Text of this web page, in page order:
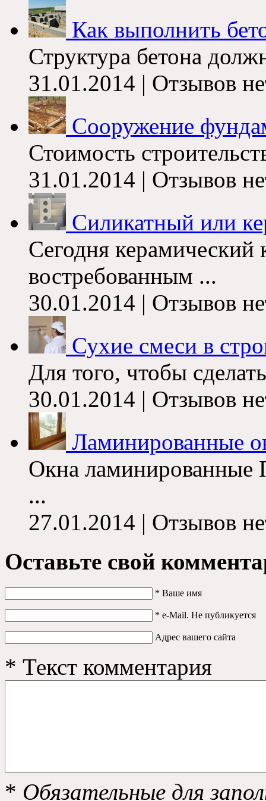
Как выполнить
Структура бетона
31.01.2014 | Отзывов
Сооружение
Стоимость
31.01.2014 | Отзывов
Силикатный или
Сегодня керамический
востребованным ...
30.01.2014 | Отзывов
Сухие смеси в
Для того, чтобы
30.01.2014 | Отзывов
Ламинированные
Окна ламинированные
...
27.01.2014 | Отзывов
Оставьте свой
* Ваше имя
* e-Mail. Не публикуется
Адрес вашего сайта
* Текст комментария
* Обязательные для